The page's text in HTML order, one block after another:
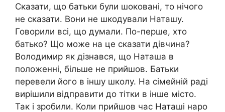
Сказати, що батьки були шоковані, то нічого
не сказати. Вони не шкодували Наташу.
Говорили всі, що думали. По-перше, хто
батько? Що може на це сказати дівчина?
Володимир як дізнався, що Наташа в
положенні, більше не прийшов. Батьки
перевели його в іншу школу. На сімейній раді
вирішили відправити до тітки в інше місто.
Так і зробили. Коли прийшов час Наташі наро